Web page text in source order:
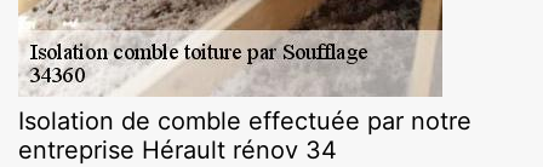
Isolation de comble effectuée par notre
entreprise Hérault rénov 34